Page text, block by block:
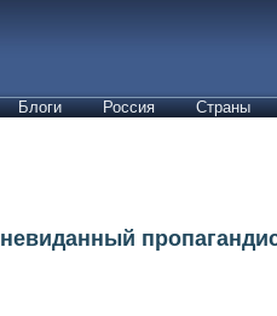
Блоги Россия Страны